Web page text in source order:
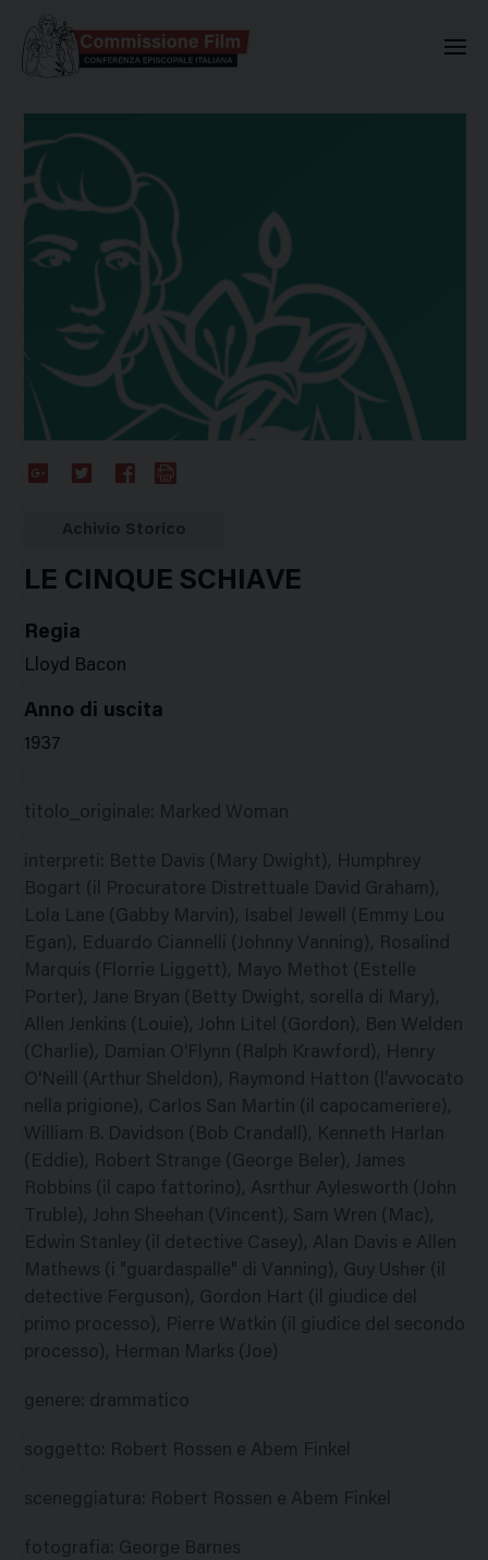
LE CINQUE SCHIAVE
Regia
Lloyd Bacon
Anno di uscita
1937
titolo_originale: Marked Woman
interpreti: Bette Davis (Mary Dwight), Humphrey
Bogart (il Procuratore Distrettuale David Graham),
Lola Lane (Gabby Marvin), Isabel Jewell (Emmy Lou
Egan), Eduardo Ciannelli (Johnny Vanning), Rosalind
Marquis (Florrie Liggett), Mayo Methot (Estelle
Porter), Jane Bryan (Betty Dwight, sorella di Mary),
Allen Jenkins (Louie), John Litel (Gordon), Ben Welden
(Charlie), Damian O'Flynn (Ralph Krawford), Henry
O'Neill (Arthur Sheldon), Raymond Hatton (l'avvocato
nella prigione), Carlos San Martin (il capocameriere),
William B. Davidson (Bob Crandall), Kenneth Harlan
(Eddie), Robert Strange (George Beler), James
Robbins (il capo fattorino), Asrthur Aylesworth (John
Truble), John Sheehan (Vincent), Sam Wren (Mac),
Edwin Stanley (il detective Casey), Alan Davis e Allen
Mathews (i "guardaspalle" di Vanning), Guy Usher (il
detective Ferguson), Gordon Hart (il giudice del
primo processo), Pierre Watkin (il giudice del secondo
processo), Herman Marks (Joe)
genere: drammatico
soggetto: Robert Rossen e Abem Finkel
sceneggiatura: Robert Rossen e Abem Finkel
fotografia: George Barnes